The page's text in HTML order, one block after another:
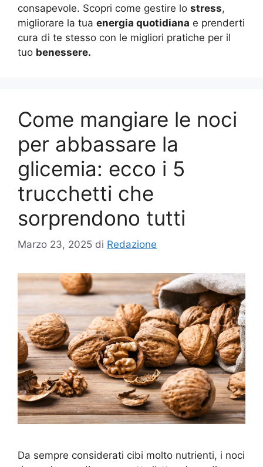
consapevole. Scopri come gestire lo stress,
migliorare la tua energia quotidiana e prenderti
cura di te stesso con le migliori pratiche per il
tuo benessere.
Come mangiare le noci
per abbassare la
glicemia: ecco i 5
trucchetti che
sorprendono tutti
Marzo 23, 2025 di Redazione
Da sempre considerati cibi molto nutrienti, i noci